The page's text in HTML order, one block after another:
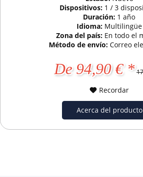
Dispositivos: 1 / 3
Duración: 1 año
Idioma: Multilingüe
Zona del país: En todo el
Método de envío: Correo
De 94,90 € *
Recordar
Acerca del producto